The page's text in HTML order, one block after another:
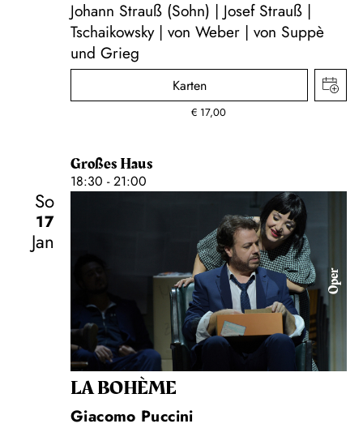
Johann Strauß (Sohn) | Josef Strauß |
Tschaikowsky | von Weber | von Suppè
und Grieg
Karten
€ 17,00
Großes Haus
18:30 - 21:00
So
17
Jan
Oper
LA BOHÈME
Giacomo Puccini